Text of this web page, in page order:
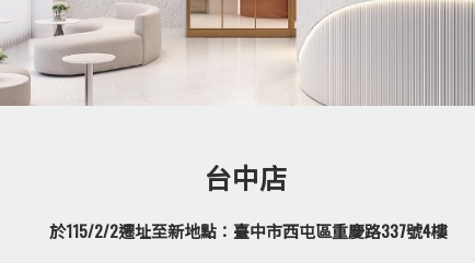
台中店
於115/2/2遷址至新地點：臺中市西屯區重慶路337號4樓